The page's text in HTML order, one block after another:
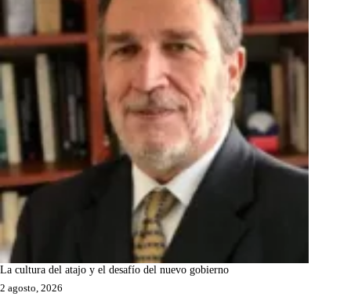
La cultura del atajo y el desafío del nuevo gobierno
2 agosto, 2026